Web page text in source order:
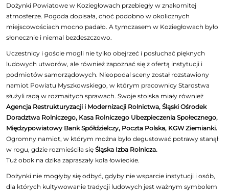
Dożynki Powiatowe w Koziegłowach przebiegły w znakomitej
atmosferze. Pogoda dopisała, choć podobno w okolicznych
miejscowościach mocno padało. A tymczasem w Koziegłowach było
słonecznie i niemal bezdeszczowo.
Uczestnicy i goście mogli nie tylko obejrzeć i posłuchać pięknych
ludowych utworów, ale również zapoznać się z ofertą instytucji i
podmiotów samorządowych. Nieopodal sceny został rozstawiony
namiot Powiatu Myszkowskiego, w którym pracownicy Starostwa
służyli radą w rozmaitych sprawach. Swoje stoiska miały również
Agencja Restrukturyzacji i Modernizacji Rolnictwa, Śląski Ośrodek
Doradztwa Rolniczego, Kasa Rolniczego Ubezpieczenia Społecznego,
Międzypowiatowy Bank Spółdzielczy, Poczta Polska, KGW Ziemianki.
Ogromny namiot, w którym można było degustować potrawy stanął
w rogu, gdzie rozmieściła sięŚląska Izba Rolnicza.
Tuż obok na dzika zapraszały koła łowieckie.
Dożynki nie mogłyby się odbyć, gdyby nie wsparcie instytucji i osób,
dla których kultywowanie tradycji ludowych jest ważnym symbolem